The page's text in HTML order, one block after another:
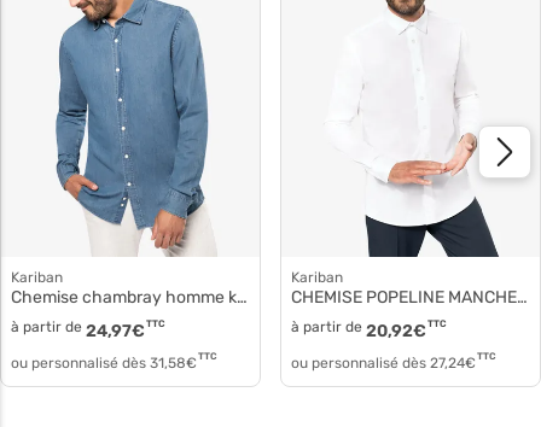
Kariban
Chemise chambray homme k512
à partir de 24,97€ TTC
ou personnalisé dès 31,58€ TTC
Kariban
CHEMISE POPELINE MANCHES LONGUES HOMME k513
à partir de 20,92€ TTC
ou personnalisé dès 27,24€ TTC